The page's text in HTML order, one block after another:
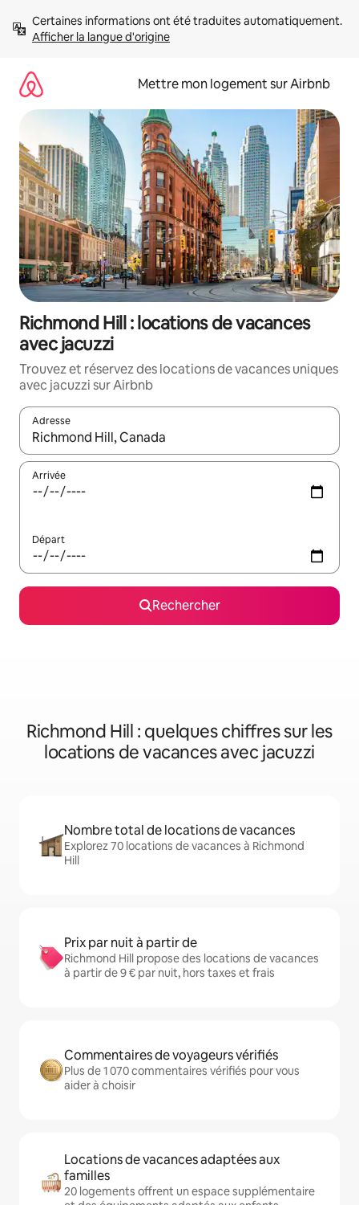
directement
Afficher la langue d'origine
Mettre mon logement sur Airbnb
Richmond Hill : locations de vacances
avec jacuzzi
Trouvez et réservez des locations de vacances uniques
avec jacuzzi sur Airbnb
Adresse
Lorsque les résultats s'affichent, utilisez les flèches vers le
Arrivée
Départ
Rechercher
Richmond Hill : quelques chiffres sur les
locations de vacances avec jacuzzi
Nombre total de locations de vacances
Explorez 70 locations de vacances à Richmond
Hill
Prix par nuit à partir de
Richmond Hill propose des locations de vacances
à partir de 9 € par nuit, hors taxes et frais
Commentaires de voyageurs vérifiés
Plus de 1 070 commentaires vérifiés pour vous
aider à choisir
Locations de vacances adaptées aux
familles
20 logements offrent un espace supplémentaire